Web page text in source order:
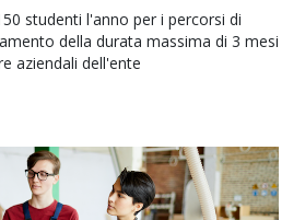
studenti l'anno per i percorsi di
della durata massima di 3 mesi
aziendali dell'ente